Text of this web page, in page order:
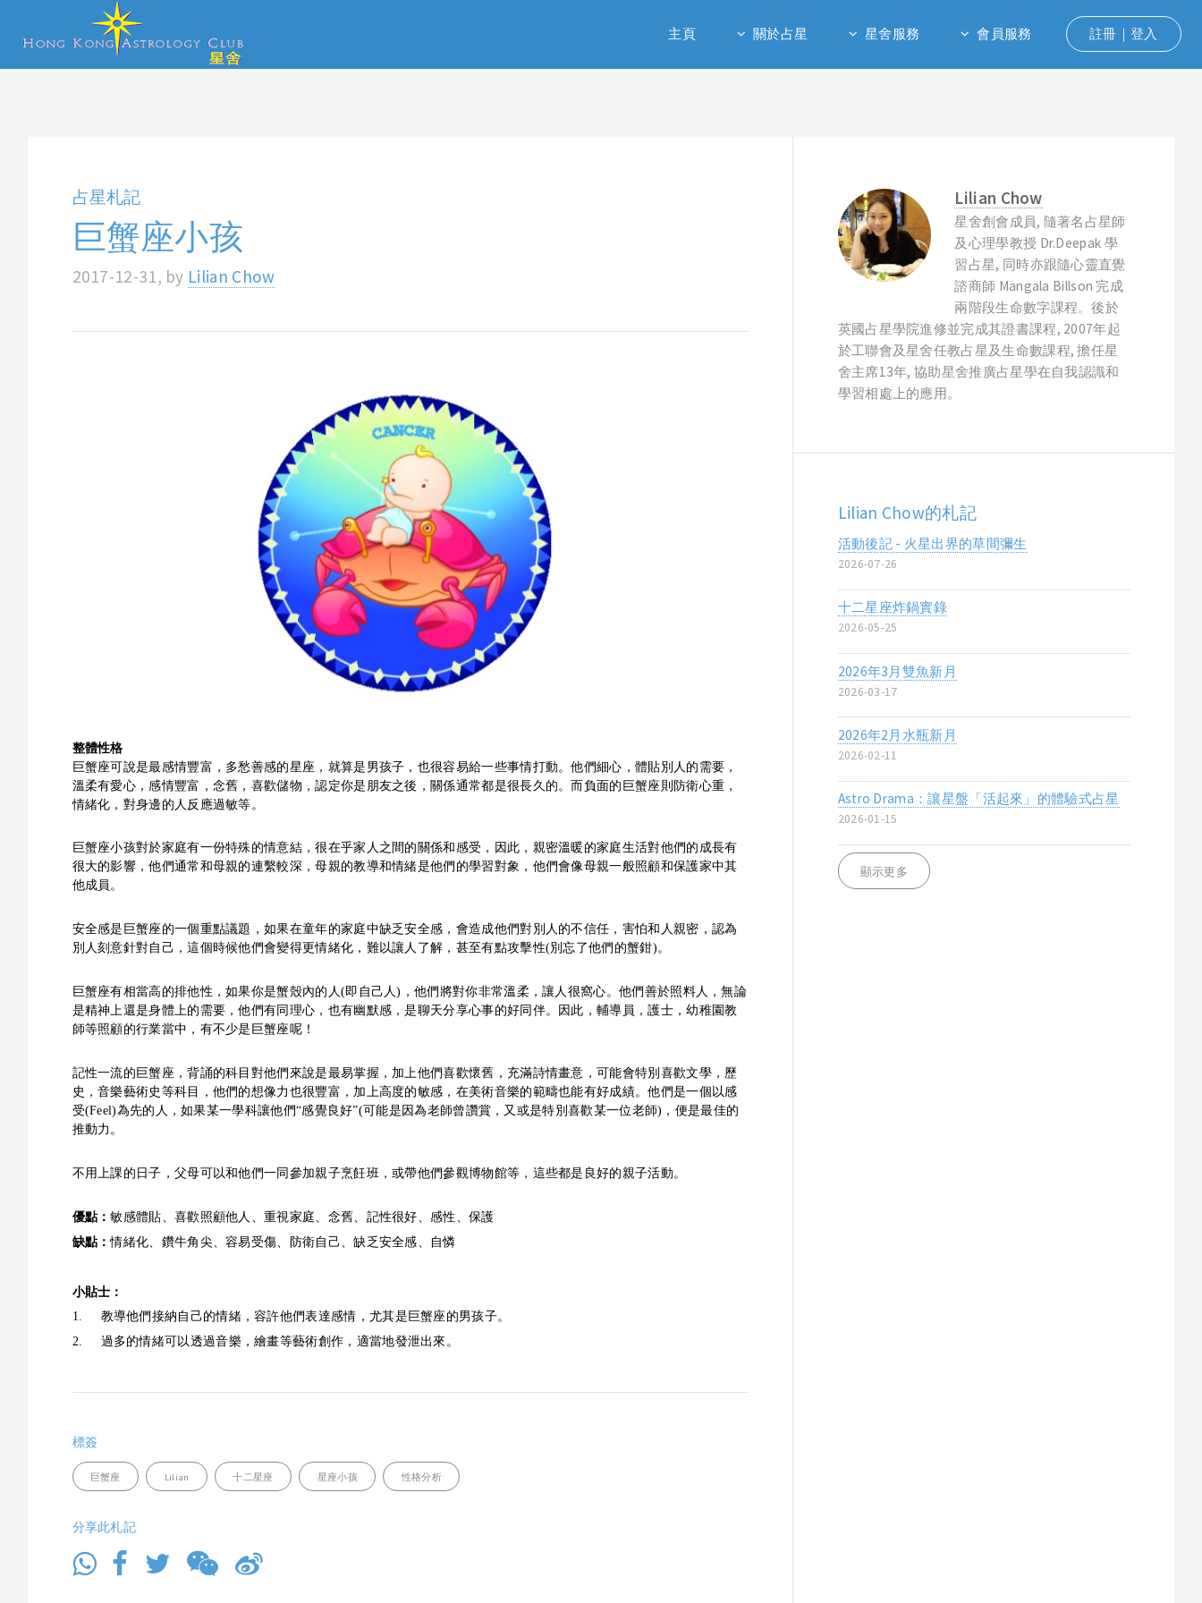
主頁 關於占星 星舍服務 會員服務 註冊｜登入
占星札記
巨蟹座小孩
2017-12-31, by Lilian Chow
整體性格
巨蟹座可說是最感情豐富，多愁善感的星座，就算是男孩子，也很容易給一些事情打動。他們細心，體貼別人的需要，
溫柔有愛心，感情豐富，念舊，喜歡儲物，認定你是朋友之後，關係通常都是很長久的。而負面的巨蟹座則防衛心重，
情緒化，對身邊的人反應過敏等。
巨蟹座小孩對於家庭有一份特殊的情意結，很在乎家人之間的關係和感受，因此，親密溫暖的家庭生活對他們的成長有
很大的影響，他們通常和母親的連繫較深，母親的教導和情緒是他們的學習對象，他們會像母親一般照顧和保護家中其
他成員。
安全感是巨蟹座的一個重點議題，如果在童年的家庭中缺乏安全感，會造成他們對別人的不信任，害怕和人親密，認為
別人刻意針對自己，這個時候他們會變得更情緒化，難以讓人了解，甚至有點攻擊性(別忘了他們的蟹鉗)。
巨蟹座有相當高的排他性，如果你是蟹殼內的人(即自己人)，他們將對你非常溫柔，讓人很窩心。他們善於照料人，無論
是精神上還是身體上的需要，他們有同理心，也有幽默感，是聊天分享心事的好同伴。因此，輔導員，護士，幼稚園教
師等照顧的行業當中，有不少是巨蟹座呢！
記性一流的巨蟹座，背誦的科目對他們來說是最易掌握，加上他們喜歡懷舊，充滿詩情畫意，可能會特別喜歡文學，歷
史，音樂藝術史等科目，他們的想像力也很豐富，加上高度的敏感，在美術音樂的範疇也能有好成績。他們是一個以感
受(Feel)為先的人，如果某一學科讓他們“感覺良好”(可能是因為老師曾讚賞，又或是特別喜歡某一位老師)，便是最佳的
推動力。
不用上課的日子，父母可以和他們一同參加親子烹飪班，或帶他們參觀博物館等，這些都是良好的親子活動。
優點：敏感體貼、喜歡照顧他人、重視家庭、念舊、記性很好、感性、保護
缺點：情緒化、鑽牛角尖、容易受傷、防衛自己、缺乏安全感、自憐
小貼士：
1.
教導他們接納自己的情緒，容許他們表達感情，尤其是巨蟹座的男孩子。
2.
過多的情緒可以透過音樂，繪畫等藝術創作，適當地發泄出來。
標簽
巨蟹座 Lilian 十二星座 星座小孩 性格分析
分享此札記
Lilian Chow
星舍創會成員, 隨著名占星師
及心理學教授 Dr.Deepak 學
習占星, 同時亦跟隨心靈直覺
諮商師 Mangala Billson 完成
兩階段生命數字課程。後於
英國占星學院進修並完成其證書課程, 2007年起
於工聯會及星舍任教占星及生命數課程, 擔任星
舍主席13年, 協助星舍推廣占星學在自我認識和
學習相處上的應用。
Lilian Chow的札記
活動後記 - 火星出界的草間彌生
2026-07-26
十二星座炸鍋實錄
2026-05-25
2026年3月雙魚新月
2026-03-17
2026年2月水瓶新月
2026-02-11
Astro Drama：讓星盤「活起來」的體驗式占星
2026-01-15
顯示更多